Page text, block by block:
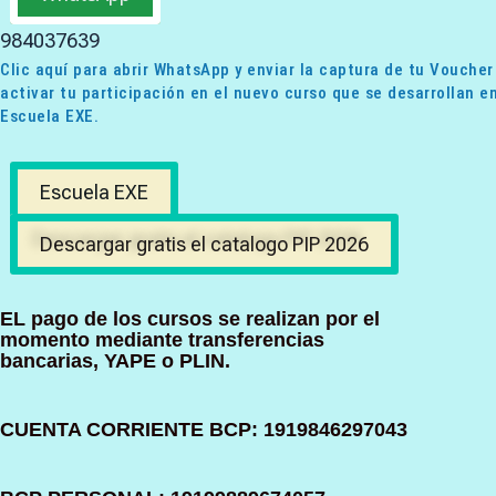
984037639
Clic aquí para abrir WhatsApp y enviar la captura de tu Voucher
activar tu participación en el nuevo curso que se desarrollan
Escuela EXE.
Escuela EXE
Descargar gratis el catalogo PIP 2026
EL pago de los cursos se realizan por el
momento mediante transferencias
bancarias, YAPE o PLIN.
CUENTA CORRIENTE BCP: 1919846297043